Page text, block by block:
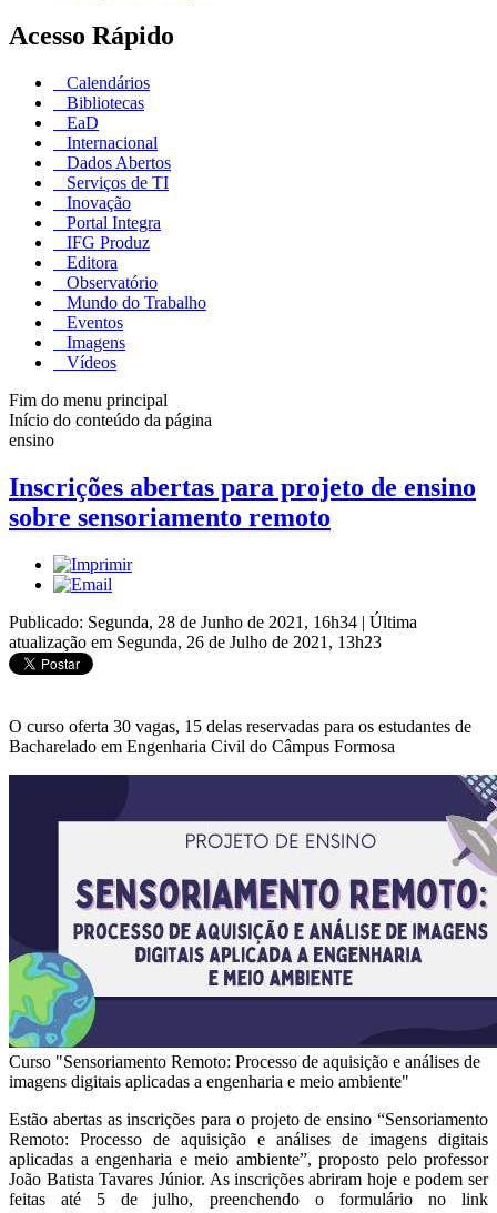
Acesso Rápido
Calendários
Bibliotecas
EaD
Internacional
Dados Abertos
Serviços de TI
Inovação
Portal Integra
IFG Produz
Editora
Observatório
Mundo do Trabalho
Eventos
Imagens
Vídeos
Fim do menu principal
Início do conteúdo da página
ensino
Inscrições abertas para projeto de ensino
sobre sensoriamento remoto
Publicado: Segunda, 28 de Junho de 2021, 16h34 | Última
atualização em Segunda, 26 de Julho de 2021, 13h23
O curso oferta 30 vagas, 15 delas reservadas para os estudantes de
Bacharelado em Engenharia Civil do Câmpus Formosa
Curso "Sensoriamento Remoto: Processo de aquisição e análises de
imagens digitais aplicadas a engenharia e meio ambiente"
Estão abertas as inscrições para o projeto de ensino “Sensoriamento
Remoto: Processo de aquisição e análises de imagens digitais
aplicadas a engenharia e meio ambiente”, proposto pelo professor
João Batista Tavares Júnior. As inscrições abriram hoje e podem ser
feitas até 5 de julho, preenchendo o formulário no link